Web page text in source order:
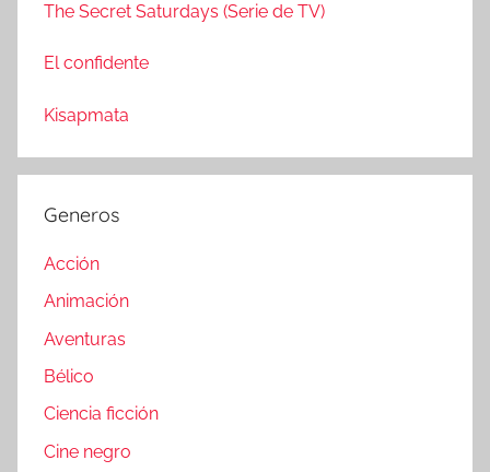
The Secret Saturdays (Serie de TV)
El confidente
Kisapmata
Generos
Acción
Animación
Aventuras
Bélico
Ciencia ficción
Cine negro